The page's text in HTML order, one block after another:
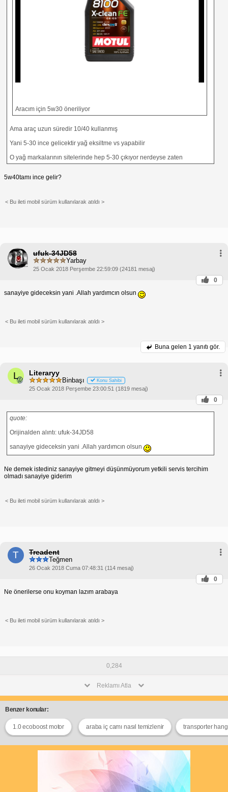
Aracım için 5w30 öneriliyor
Ama araç uzun süredir 10/40 kullanmış
Yani 5-30 ince gelicektir yağ eksiltme vs yapabilir
O yağ markalarının sitelerinde hep 5-30 çıkıyor nerdeyse zaten
5w40tamı ince gelir?
< Bu ileti mobil sürüm kullanılarak atıldı >
ufuk-34JD58
Yarbay
25 Ocak 2018 Perşembe 22:59:09 (24181 mesaj)
0
sanayiye gideceksin yani .Allah yardımcın olsun
< Bu ileti mobil sürüm kullanılarak atıldı >
Buna gelen 1 yanıtı gör.
L Literaryy
Binbaşı Konu Sahibi
25 Ocak 2018 Perşembe 23:00:51 (1819 mesaj)
0
quote:
Orijinalden alıntı: ufuk-34JD58
sanayiye gideceksin yani .Allah yardımcın olsun
Ne demek istediniz sanayiye gitmeyi düşünmüyorum yetkili servis tercihim
olmadı sanayiye giderim
< Bu ileti mobil sürüm kullanılarak atıldı >
T Treadent
Teğmen
26 Ocak 2018 Cuma 07:48:31 (114 mesaj)
0
Ne önerilerse onu koyman lazım arabaya
< Bu ileti mobil sürüm kullanılarak atıldı >
0,284
Reklamı Atla
Benzer konular:
1.0 ecoboost motor araba iç camı nasıl temizlenir transporter